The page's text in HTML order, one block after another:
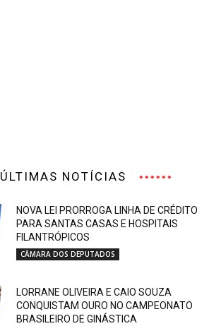
ÚLTIMAS NOTÍCIAS
NOVA LEI PRORROGA LINHA DE CRÉDITO
PARA SANTAS CASAS E HOSPITAIS
FILANTRÓPICOS
CÂMARA DOS DEPUTADOS
LORRANE OLIVEIRA E CAIO SOUZA
CONQUISTAM OURO NO CAMPEONATO
BRASILEIRO DE GINÁSTICA